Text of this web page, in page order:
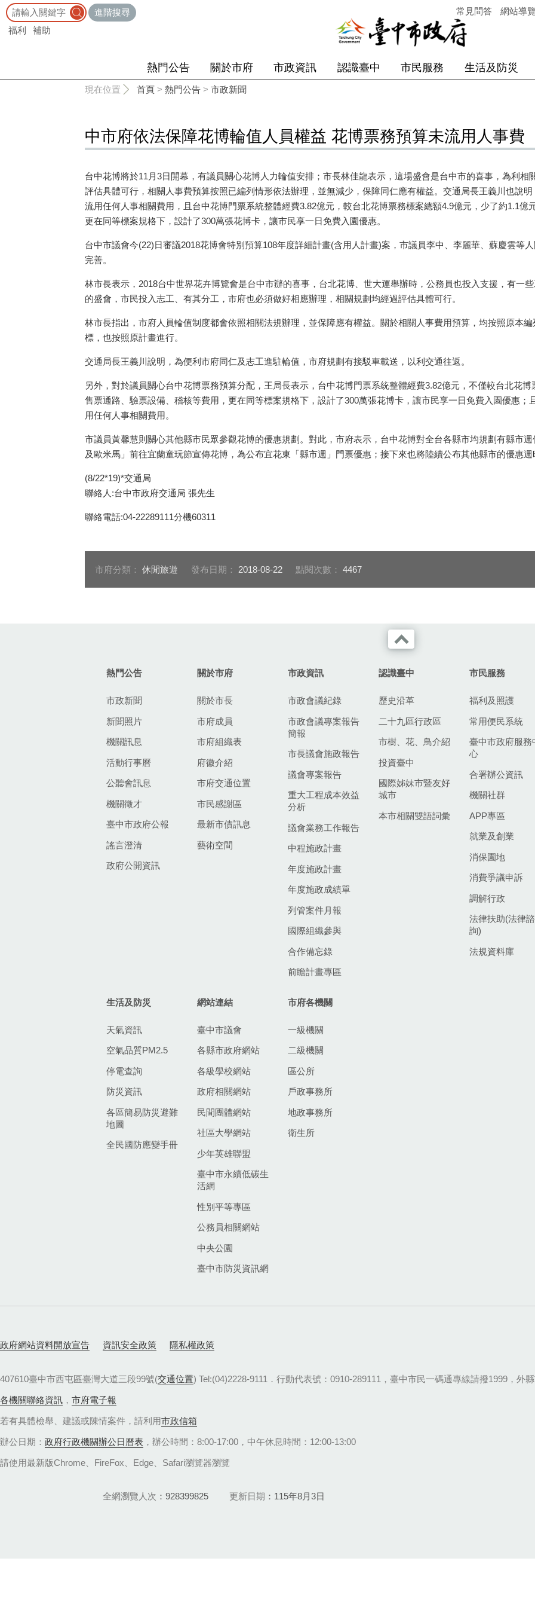
進階搜尋
福利
補助
常見問答 網站導
熱門公告 關於市府 市政資訊 認識臺中 市民服務 生活及防災
現在位置 首頁 > 熱門公告 > 市政新聞
中市府依法保障花博輪值人員權益 花博票務預算未流用人事費
台中花博將於11月3日開幕，有議員關心花博人力輪值安排；市長林佳龍表示，這場盛會是台中市的喜事，為利
評估具體可行，相關人事費預算按照已編列情形依法辦理，並無減少，保障同仁應有權益。交通局長王義川也說
流用任何人事相關費用，且台中花博門票系統整體經費3.82億元，較台北花博票務標案總額4.9億元，少了約1.1
更在同等標案規格下，設計了300萬張花博卡，讓市民享一日免費入園優惠。
台中市議會今(22)日審議2018花博會特別預算108年度詳細計畫(含用人計畫)案，市議員李中、李麗華、蘇慶雲等
完善。
林市長表示，2018台中世界花卉博覽會是台中市辦的喜事，台北花博、世大運舉辦時，公務員也投入支援，有一
的盛會，市民投入志工、有其分工，市府也必須做好相應辦理，相關規劃均經過評估具體可行。
林市長指出，市府人員輪值制度都會依照相關法規辦理，並保障應有權益。關於相關人事費用預算，均按照原本
標，也按照原計畫進行。
交通局長王義川說明，為便利市府同仁及志工進駐輪值，市府規劃有接駁車載送，以利交通往返。
另外，對於議員關心台中花博票務預算分配，王局長表示，台中花博門票系統整體經費3.82億元，不僅較台北花
售票通路、驗票設備、稽核等費用，更在同等標案規格下，設計了300萬張花博卡，讓市民享一日免費入園優惠
用任何人事相關費用。
市議員黃馨慧則關心其他縣市民眾參觀花博的優惠規劃。對此，市府表示，台中花博對全台各縣市均規劃有縣市
及歐米馬」前往宜蘭童玩節宣傳花博，為公布宜花東「縣市週」門票優惠；接下來也將陸續公布其他縣市的優惠
(8/22*19)*交通局
聯絡人:台中市政府交通局 張先生
聯絡電話:04-22289111分機60311
市府分類： 休閒旅遊 發布日期： 2018-08-22 點閱次數： 4467
熱門公告
市政新聞
新聞照片
機關訊息
活動行事曆
公聽會訊息
機關徵才
臺中市政府公報
謠言澄清
政府公開資訊
關於市府
關於市長
市府成員
市府組織表
府徽介紹
市府交通位置
市民感謝區
最新市債訊息
藝術空間
市政資訊
市政會議紀錄
市政會議專案報告
簡報
市長議會施政報告
議會專案報告
重大工程成本效益
分析
議會業務工作報告
中程施政計畫
年度施政計畫
年度施政成績單
列管案件月報
國際組織參與
合作備忘錄
前瞻計畫專區
認識臺中
歷史沿革
二十九區行政區
市樹、花、鳥介紹
投資臺中
國際姊妹市暨友好
城市
本市相關雙語詞彙
市民服務
福利及照護
常用便民系統
臺中市政府服務
心
合署辦公資訊
機關社群
APP專區
就業及創業
消保園地
消費爭議申訴
調解行政
法律扶助(法律諮
詢)
法規資料庫
生活及防災
天氣資訊
空氣品質PM2.5
停電查詢
防災資訊
各區簡易防災避難
地圖
全民國防應變手冊
網站連結
臺中市議會
各縣市政府網站
各級學校網站
政府相關網站
民間團體網站
社區大學網站
少年英雄聯盟
臺中市永續低碳生
活網
性別平等專區
公務員相關網站
中央公園
臺中市防災資訊網
市府各機關
一級機關
二級機關
區公所
戶政事務所
地政事務所
衛生所
政府網站資料開放宣告 資訊安全政策 隱私權政策
407610臺中市西屯區臺灣大道三段99號(交通位置) Tel:(04)2228-9111．行動代表號：0910-289111，臺中市民一碼通專線請撥1999，外
各機關聯絡資訊 ， 市府電子報
若有具體檢舉、建議或陳情案件，請利用市政信箱
辦公日期： 政府行政機關辦公日曆表 ，辦公時間：8:00-17:00，中午休息時間：12:00-13:00
請使用最新版Chrome、FireFox、Edge、Safari瀏覽器瀏覽
全網瀏覽人次 928399825 更新日期 115年8月3日